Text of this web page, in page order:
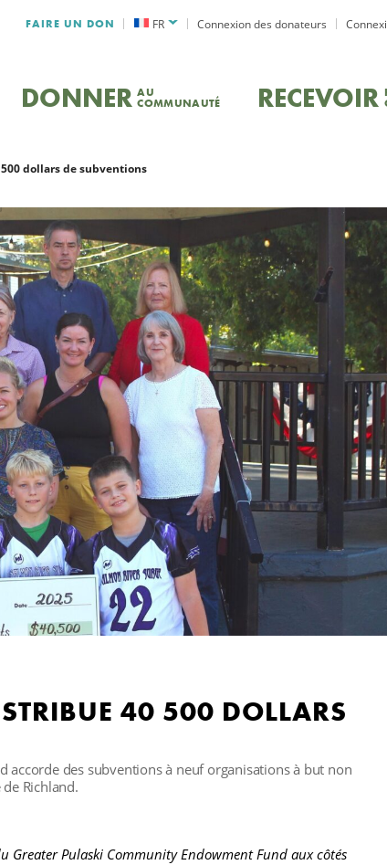
FAIRE UN DON FR Connexion des donateurs
DONNER AU
COMMUNAUTÉ RECEVOIR
dollars de subventions
40 500 DOLLARS
accorde des subventions à neuf organisations à but non
Richland.
Greater Pulaski Community Endowment Fund aux côtés